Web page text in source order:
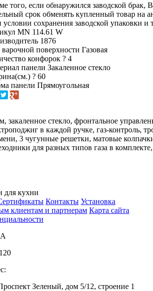
того, если обнаружился заводской брак,
срок обменять купленный товар на
условии сохранения заводской упаковки и
MN 114.61 W
1876
поверхности Газовая
конфорок ? 4
панели Закаленное стекло
? 60
панели Прямоугольная
закаленное стекло, фронтальное
в каждой ручке, газ-контроль,
3 чугунные решетки, матовые
для разных типов газа в
для кухни
Контакты Установка
клиентам и партнерам Карта сайта
Зеленый, дом 5/12, строение 1